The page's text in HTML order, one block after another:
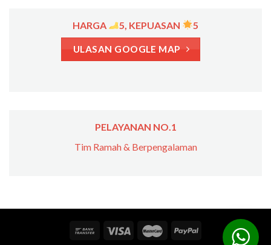
HARGA 5, KEPUASAN 5
ULASAN GOOGLE MAP
PELAYANAN NO.1
Tim Ramah & Berpengalaman